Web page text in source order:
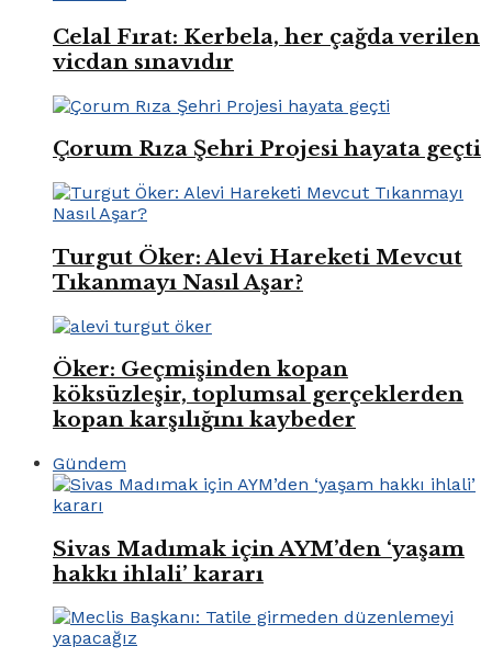
Celal Fırat: Kerbela, her çağda verilen
vicdan sınavıdır
Çorum Rıza Şehri Projesi hayata geçti
Turgut Öker: Alevi Hareketi Mevcut
Tıkanmayı Nasıl Aşar?
Öker: Geçmişinden kopan
köksüzleşir, toplumsal gerçeklerden
kopan karşılığını kaybeder
Gündem
Sivas Madımak için AYM’den ‘yaşam
hakkı ihlali’ kararı